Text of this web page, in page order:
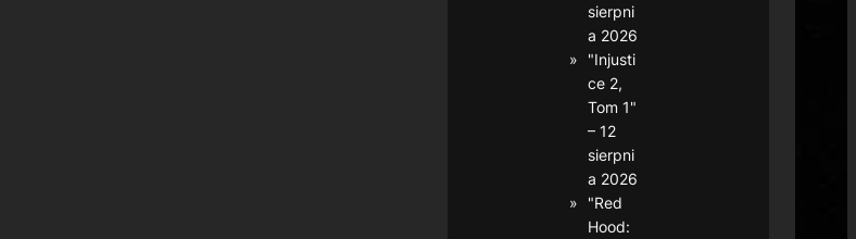
sierpni
a 2026
"Injusti
ce 2,
Tom 1"
– 12
sierpni
a 2026
"Red
Hood: